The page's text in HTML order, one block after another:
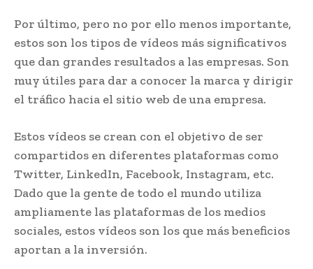
Por último, pero no por ello menos importante,
estos son los tipos de vídeos más significativos
que dan grandes resultados a las empresas. Son
muy útiles para dar a conocer la marca y dirigir
el tráfico hacia el sitio web de una empresa.
Estos vídeos se crean con el objetivo de ser
compartidos en diferentes plataformas como
Twitter, LinkedIn, Facebook, Instagram, etc.
Dado que la gente de todo el mundo utiliza
ampliamente las plataformas de los medios
sociales, estos vídeos son los que más beneficios
aportan a la inversión.